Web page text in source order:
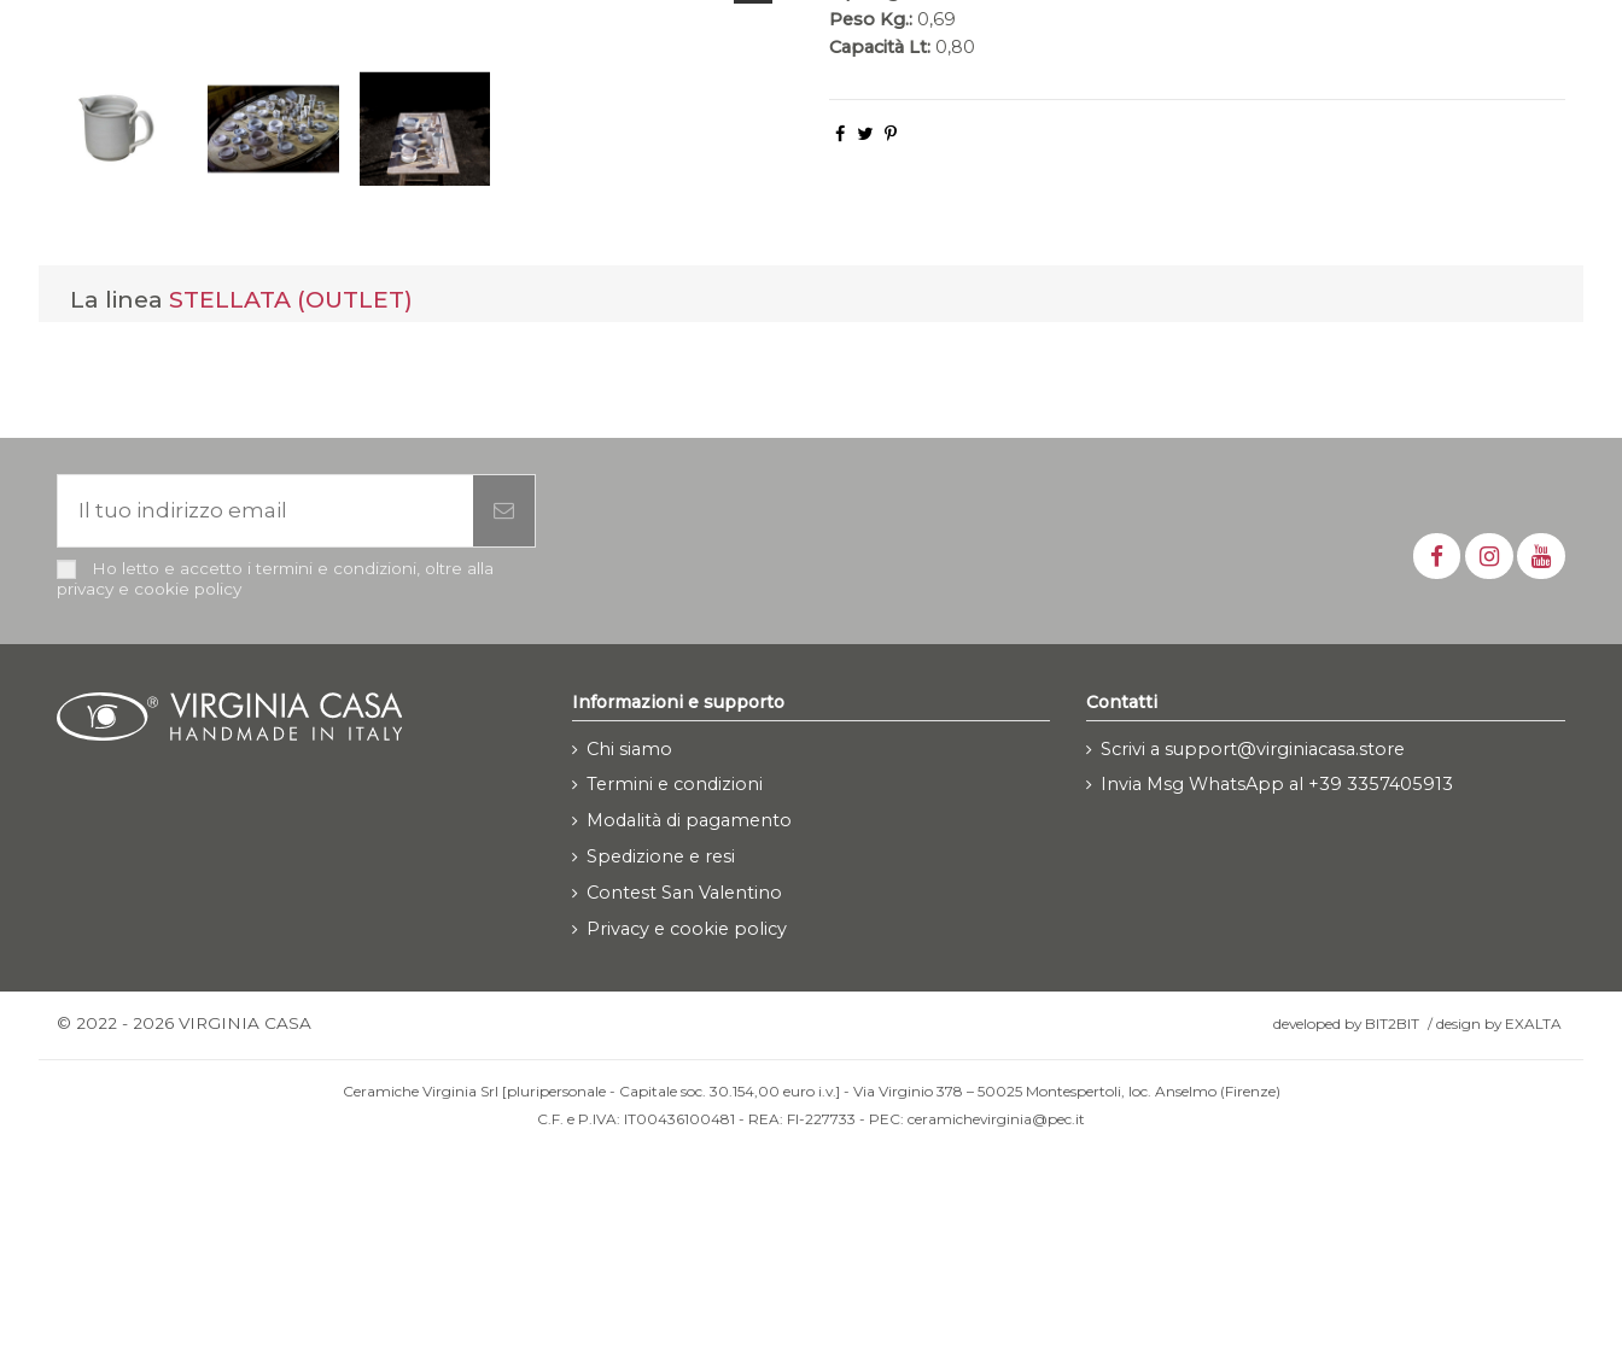
Peso Kg.: 0,69
Capacità Lt: 0,80
La linea STELLATA (OUTLET)
Ho letto e accetto i termini e condizioni, oltre alla
privacy e cookie policy
Informazioni e supporto
Chi siamo
Termini e condizioni
Modalità di pagamento
Spedizione e resi
Contest San Valentino
Privacy e cookie policy
Contatti
Scrivi a support@virginiacasa.store
Invia Msg WhatsApp al +39 3357405913
© 2022 - 2026 VIRGINIA CASA developed by BIT2BIT /design by EXALTA
Ceramiche Virginia Srl [pluripersonale - Capitale soc. 30.154,00 euro i.v.] - Via Virginio 378 – 50025 Montespertoli, loc. Anselmo (Firenze)
C.F. e P.IVA: IT00436100481 - REA: FI-227733 - PEC: ceramichevirginia@pec.it